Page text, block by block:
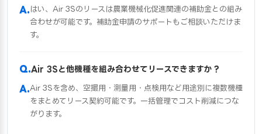
はい、Air 3Sのリースは農業機械化促進関連の補助金との組み
合わせが可能です。補助金申請のサポートもご相談いただけま
す。
Air 3Sと他機種を組み合わせてリースできますか？
Air 3Sを含め、空撮用・測量用・点検用など用途別に複数機種
をまとめてリース契約可能です。一括管理でコスト削減につな
がります。